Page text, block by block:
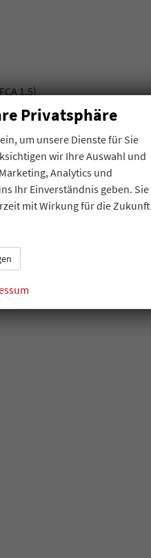
1.5)
Begrenzeranlage)
Privatsphäre
um unsere Dienste für Sie
wir Ihre Auswahl und
Analytics und
Ihr Einverständnis geben. Sie
mit Wirkung für die Zukunft